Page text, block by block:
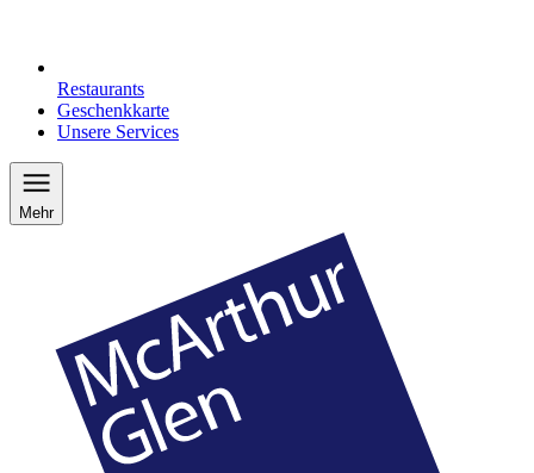
Restaurants
Geschenkkarte
Unsere Services
Mehr